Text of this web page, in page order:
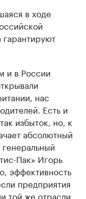
в ходе
и в России
нас
Есть и
избыток, но, к
абсолютный
генеральный
Пак» Игорь
эффективность
предприятия
той же отрасли